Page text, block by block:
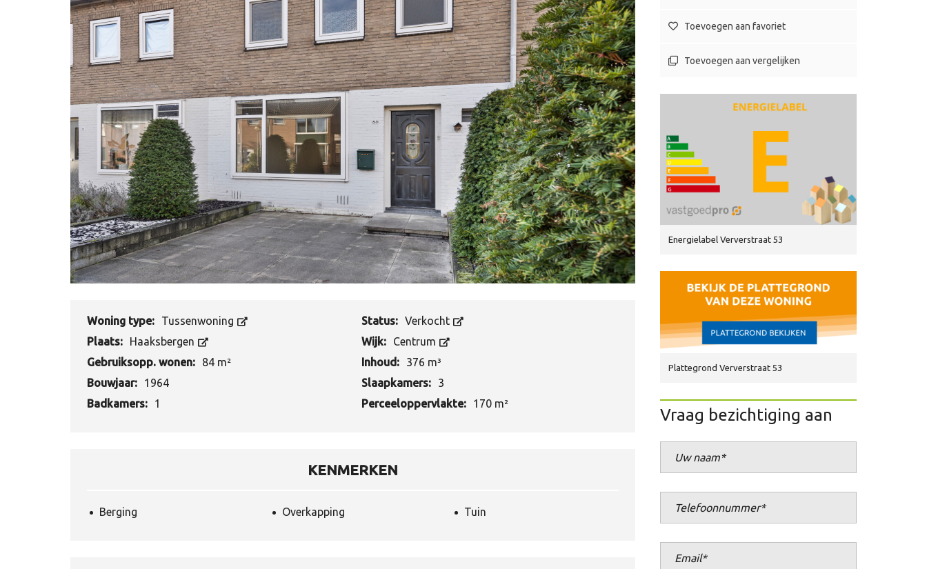
O
M
B
I
N
A
T
I
E
V
E
R
K
O
O
P
A
A
N
K
O
O
Woning type: Tussenwoning Status: Verkocht
Plaats:
Haaksbergen Wijk:
Centrum
Gebruiksopp. wonen:
84 m² Inhoud:
376 m³
Bouwjaar:
1964 Slaapkamers:
3
Badkamers:
1 Perceeloppervlakte: 170 m²
KENMERKEN
Berging Overkapping Tuin
Toevoegen aan favoriet
Toevoegen aan vergelijken
Energielabel Ververstraat 53
Plattegrond Ververstraat 53
Vraag bezichtiging aan